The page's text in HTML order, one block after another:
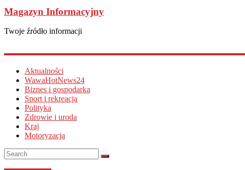
Magazyn Informacyjny
Twoje źródło informacji
Aktualności
WawaHotNews24
Biznes i gospodarka
Sport i rekreacja
Polityka
Zdrowie i uroda
Kraj
Motoryzacja